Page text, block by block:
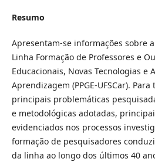
Resumo
Apresentam-se informações sobre
Linha Formação de Professores e
Educacionais, Novas Tecnologias e
Aprendizagem (PPGE-UFSCar).
principais problemáticas
e metodológicas adotadas,
evidenciados nos processos
formação de pesquisadores
da linha ao longo dos últimos 40